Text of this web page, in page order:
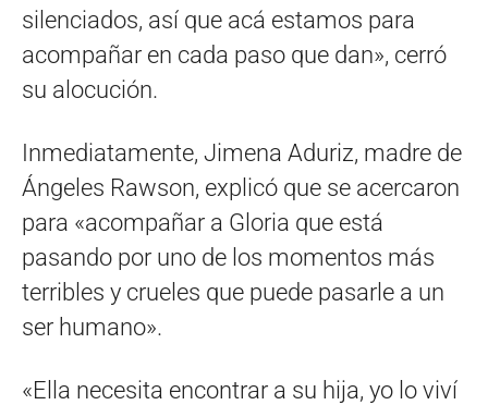
silenciados, así que acá estamos para
acompañar en cada paso que dan», cerró
su alocución.
Inmediatamente, Jimena Aduriz, madre de
Ángeles Rawson, explicó que se acercaron
para «acompañar a Gloria que está
pasando por uno de los momentos más
terribles y crueles que puede pasarle a un
ser humano».
«Ella necesita encontrar a su hija, yo lo viví